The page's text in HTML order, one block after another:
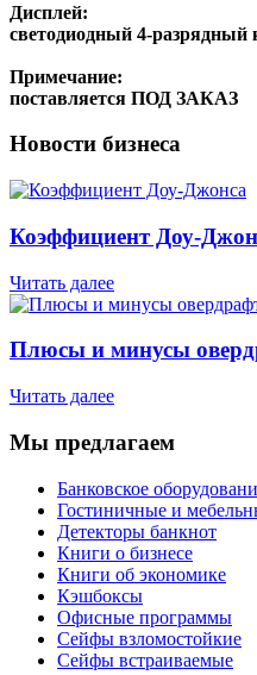
Дисплей:
светодиодный 4-разрядный
Примечание:
поставляется ПОД ЗАКАЗ
Новости бизнеса
Коэффициент Доу-
Читать далее
Плюсы и минусы
Читать далее
Мы предлагаем
Банковское
Гостиничные и
Детекторы банкнот
Книги о бизнесе
Книги об экономике
Кэшбоксы
Офисные программы
Сейфы взломостойкие
Сейфы встраиваемые